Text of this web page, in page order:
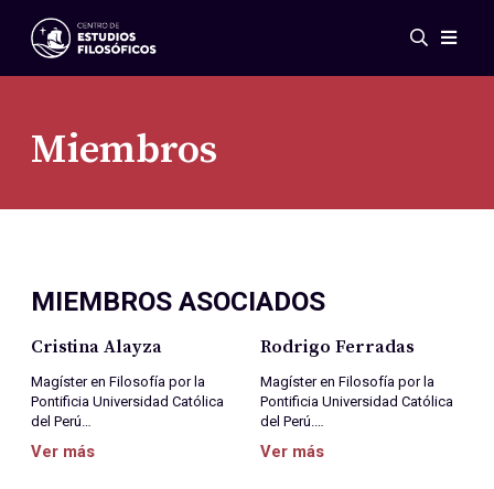
Eventos
Investigación
Redes
Publicaciones
Acerca de nosotros
Miembros
Reglamento
Convenios
Miembros
MIEMBROS ASOCIADOS
Cristina Alayza
Magíster en Filosofía por la
Pontificia Universidad Católica
del Perú…
Ver más
Rodrigo Ferradas
Magíster en Filosofía por la
Pontificia Universidad Católica
del Perú.…
Ver más